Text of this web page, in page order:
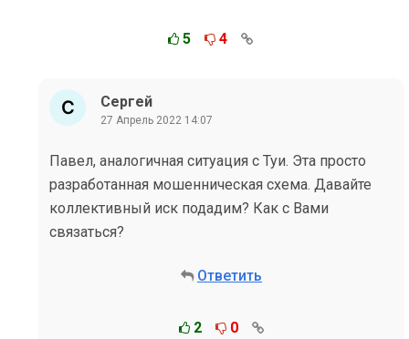
5 4
Сергей
27 Апрель 2022 14:07
Павел, аналогичная ситуация с Туи. Эта просто
разработанная мошенническая схема. Давайте
коллективный иск подадим? Как с Вами
связаться?
Ответить
2 0